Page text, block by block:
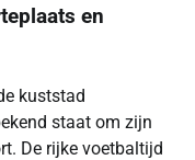
en
kuststad
staat om zijn
De rijke voetbaltijd